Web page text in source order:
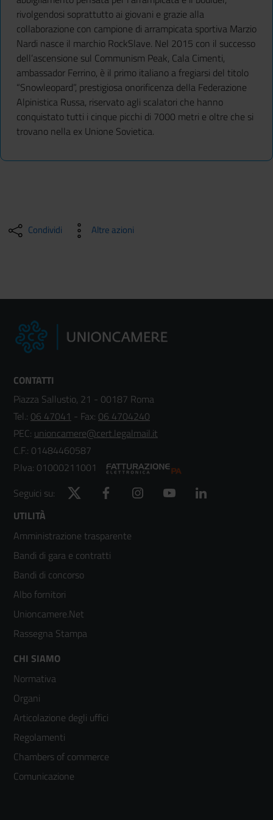
rivolgendosi soprattutto ai giovani e grazie alla
collaborazione con campione di arrampicata sportiva Marzio
Nardi nasce il marchio RockSlave. Nel 2015 con il successo
dell’ascensione sul Communism Peak, Cala Cimenti,
ambassador Ferrino, è il primo italiano a fregiarsi del titolo
“Snowleopard”, prestigiosa onorificenza della Federazione
Alpinistica Russa, riservato agli scalatori che hanno
conquistato tutti i cinque picchi di 7000 metri e oltre che si
trovano nella ex Unione Sovietica.
Condividi Altre azioni
CONTATTI
Piazza Sallustio, 21 - 00187 Roma
Tel.: 06 47041 - Fax: 06 4704240
PEC: unioncamere@cert.legalmail.it
C.F.: 01484460587
P.Iva: 01000211001
Seguici su:
Twitter Facebook Instagram YouTube
Footer
menù
colonna
2
UTILITÀ
Amministrazione trasparente
Bandi di gara e contratti
Bandi di concorso
Albo fornitori
Unioncamere.Net
Rassegna Stampa
Footer
menù
colonna
3
CHI SIAMO
Normativa
Organi
Articolazione degli uffici
Regolamenti
Chambers of commerce
Comunicazione